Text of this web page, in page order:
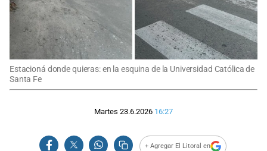
Estacioná donde quieras: en la esquina de la Universidad Católica de
Santa Fe
Martes 23.6.2026 16:27
+ Agregar El Litoral en